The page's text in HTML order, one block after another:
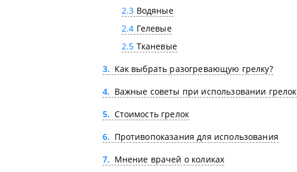
2.3 Водяные
2.4 Гелевые
2.5 Тканевые
3
Как выбрать разогревающую грелку?
4
Важные советы при использовании грелок
5
Стоимость грелок
6
Противопоказания для использования
7
Мнение врачей о коликах